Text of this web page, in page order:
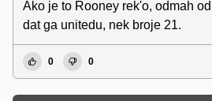
Ako je to Rooney rek'o, odmah
dat ga unitedu, nek broje 21.
0 0